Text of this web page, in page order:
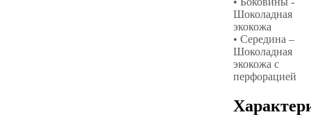
Шоколадная
экокожа
• Середина –
Шоколадная
экокожа с
перфорацией